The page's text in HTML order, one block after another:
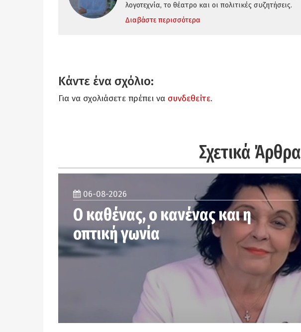
λογοτεχνία, το θέατρο και οι πολιτικές συζητήσεις.
Διαβάστε περισσότερα
Κάντε ένα σχόλιο:
Για να σχολιάσετε πρέπει να συνδεθείτε.
Σχετικά Άρθρα
06-08-2026
Ο καθένας, ο κανένας και η
οπτική γωνία